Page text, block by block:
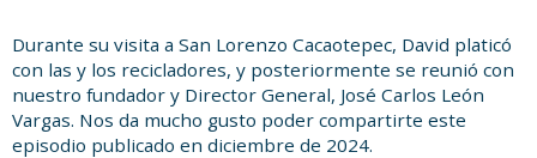
Durante su visita a San Lorenzo Cacaotepec, David platicó
con las y los recicladores, y posteriormente se reunió con
nuestro fundador y Director General, José Carlos León
Vargas. Nos da mucho gusto poder compartirte este
episodio publicado en diciembre de 2024.